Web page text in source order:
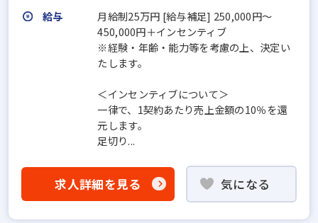
給与
月給制25万円 [給与補足] 250,000円～
450,000円＋インセンティブ
※経験・年齢・能力等を考慮の上、決定い
たします。
＜インセンティブについて＞
一律で、1契約あたり売上金額の10％を還
元します。
足切り...
求人詳細を見る 気になる